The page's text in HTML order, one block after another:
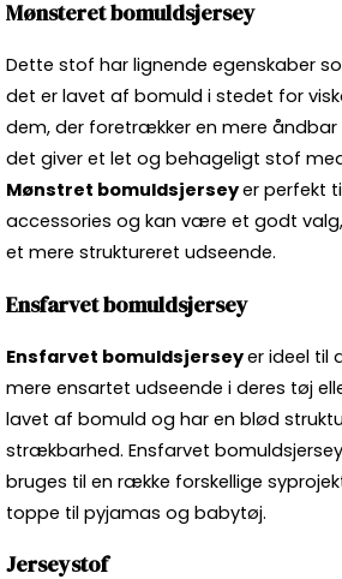
Mønsteret bomuldsjersey
Dette stof har lignende egenskaber
det er lavet af bomuld i stedet for
dem, der foretrækker en mere
det giver et let og behageligt stof
Mønstret bomuldsjerseyer perfekt
accessories og kan være et godt
et mere struktureret udseende.
Ensfarvet bomuldsjersey
Ensfarvet bomuldsjerseyer ideel til
mere ensartet udseende i deres tøj
lavet af bomuld og har en blød
strækbarhed. Ensfarvet
bruges til en række forskellige
toppe til pyjamas og babytøj.
Jerseystof